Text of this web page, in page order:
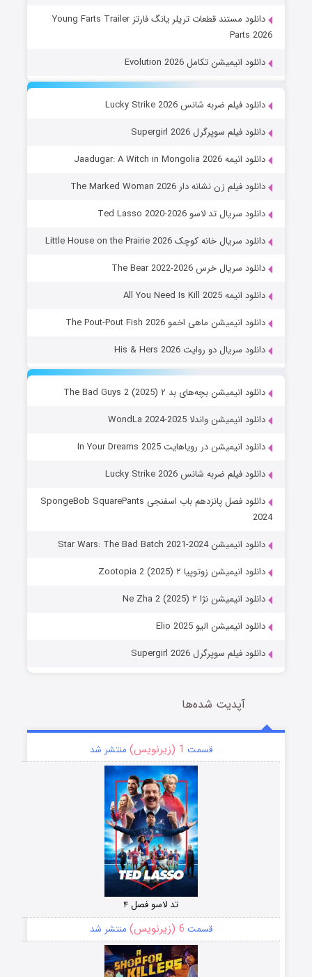
دانلود مستند قطعات تریلر یانگ فارتز Young Farts Trailer
Parts 2026
دانلود انیمیشن تکامل Evolution 2026
دانلود فیلم ضربه شانس Lucky Strike 2026
دانلود فیلم سوپرگرل Supergirl 2026
دانلود انیمه Jaadugar: A Witch in Mongolia 2026
دانلود فیلم زن نشانه دار The Marked Woman 2026
دانلود سریال تد لاسو Ted Lasso 2020-2026
دانلود سریال خانه کوچک Little House on the Prairie 2026
دانلود سریال خرس The Bear 2022-2026
دانلود انیمه All You Need Is Kill 2025
دانلود انیمیشن ماهی اخمو The Pout-Pout Fish 2026
دانلود سریال دو روایت His & Hers 2026
دانلود انیمیشن بچه‌های بد ۲ The Bad Guys 2 (2025)
دانلود انیمیشن واندلا WondLa 2024-2025
دانلود انیمیشن در رویاهایت In Your Dreams 2025
دانلود فیلم ضربه شانس Lucky Strike 2026
دانلود فصل پانزدهم باب اسفنجی SpongeBob SquarePants
2024
دانلود انیمیشن Star Wars: The Bad Batch 2021-2024
دانلود انیمیشن زوتوپیا ۲ Zootopia 2 (2025)
دانلود انیمیشن نژا ۲ Ne Zha 2 (2025)
دانلود انیمیشن الیو Elio 2025
دانلود فیلم سوپرگرل Supergirl 2026
آپدیت شده‌ها
قسمت 1 (زیرنویس) منتشر شد
تد لاسو فصل ۴
قسمت 6 (زیرنویس) منتشر شد